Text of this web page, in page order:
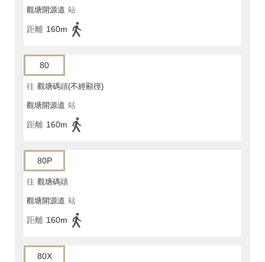
觀塘開源道 站
距離 160m
80
往 觀塘碼頭(不經顯徑)
觀塘開源道 站
距離 160m
80P
往 觀塘碼頭
觀塘開源道 站
距離 160m
80X